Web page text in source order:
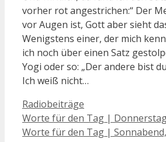
vorher rot angestrichen:“ Der
vor Augen ist, Gott aber sieht
Wenigstens einer, der mich
ich noch über einen Satz
Yogi oder so: „Der andere bist
Ich weiß nicht…
Kategorien
Radiobeiträge
Beitrags-
Navigation
Worte für den Tag |
Worte für den Tag | Sonnabend,